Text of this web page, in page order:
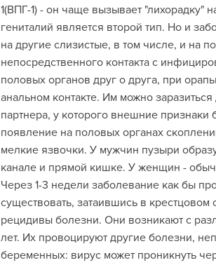
1(ВПГ-1) - он чаще вызывает "лихорадку"
гениталий является второй тип. Но и
на другие слизистые, в том числе, и на
непосредственного контакта с
половых органов друг о друга, при
анальном контакте. Им можно
партнера, у которого внешние признаки
появление на половых органах
мелкие язвочки. У мужчин пузыри
канале и прямой кишке. У женщин -
Через 1-3 недели заболевание как бы
существовать, затаившись в
рецидивы болезни. Они возникают с
лет. Их провоцируют другие болезни,
беременных: вирус может проникнуть